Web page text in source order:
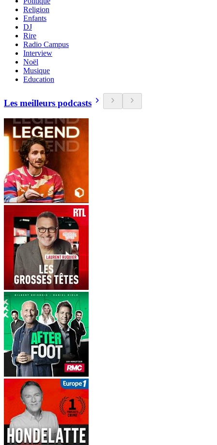
Religion
Enfants
DJ
Rire
Radio Campus
Interview
Noël
Musique
Education
Les meilleurs podcasts